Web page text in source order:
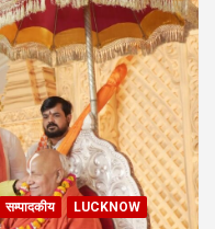
सम्पादकीय
LUCKNOW